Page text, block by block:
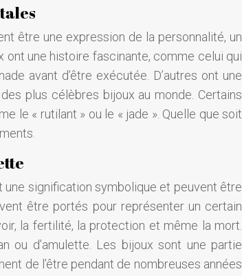
être une expression de la personnalité, un
ont une histoire fascinante, comme celui qui
avant d’être exécutée. D’autres ont une
plus célèbres bijoux au monde. Certains
le « rutilant » ou le « jade ». Quelle que soit
une signification symbolique et peuvent être
être portés pour représenter un certain
la fertilité, la protection et même la mort.
ou d’amulette. Les bijoux sont une partie
de l’être pendant de nombreuses années